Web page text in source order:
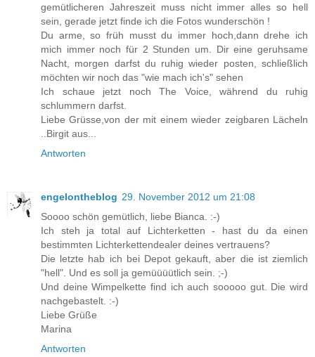
gemütlicheren Jahreszeit muss nicht immer alles so hell
sein, gerade jetzt finde ich die Fotos wunderschön !
Du arme, so früh musst du immer hoch,dann drehe ich
mich immer noch für 2 Stunden um. Dir eine geruhsame
Nacht, morgen darfst du ruhig wieder posten, schließlich
möchten wir noch das "wie mach ich's" sehen
Ich schaue jetzt noch The Voice, während du ruhig
schlummern darfst.
Liebe Grüsse,von der mit einem wieder zeigbaren Lächeln
..Birgit aus...
Antworten
engelontheblog 29. November 2012 um 21:08
Soooo schön gemütlich, liebe Bianca. :-)
Ich steh ja total auf Lichterketten - hast du da einen
bestimmten Lichterkettendealer deines vertrauens?
Die letzte hab ich bei Depot gekauft, aber die ist ziemlich
"hell". Und es soll ja gemüüüütlich sein. ;-)
Und deine Wimpelkette find ich auch sooooo gut. Die wird
nachgebastelt. :-)
Liebe Grüße
Marina
Antworten